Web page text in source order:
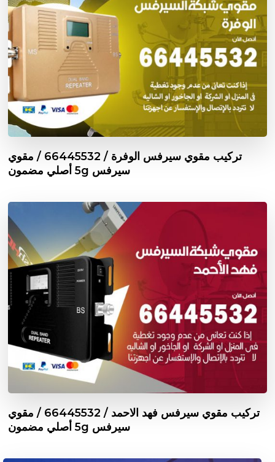
تركيب مقوي سيرفس الوفرة / 66445532 / مقوي
سيرفس 5g أصلي مضمون
تركيب مقوي سيرفس فهد الاحمد / 66445532 / مقوي
سيرفس 5g أصلي مضمون